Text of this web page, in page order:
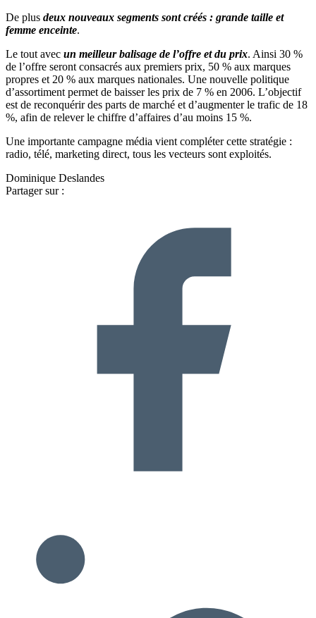
De plus deux nouveaux segments sont créés : grande taille et
femme enceinte.
Le tout avec un meilleur balisage de l’offre et du prix. Ainsi 30 %
de l’offre seront consacrés aux premiers prix, 50 % aux marques
propres et 20 % aux marques nationales. Une nouvelle politique
d’assortiment permet de baisser les prix de 7 % en 2006. L’objectif
est de reconquérir des parts de marché et d’augmenter le trafic de 18
%, afin de relever le chiffre d’affaires d’au moins 15 %.
Une importante campagne média vient compléter cette stratégie :
radio, télé, marketing direct, tous les vecteurs sont exploités.
Dominique Deslandes
Partager sur :